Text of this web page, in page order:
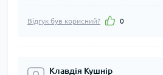
Відгук був корисний? 0
Клавдія Кушнір